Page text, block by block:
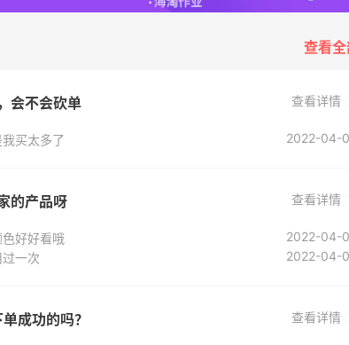
查看
会不会砍单 查看详情
买太多了 2022-04-
的产品呀 查看详情
好好看哦
2022-04-
一次
2022-04-
成功的吗？ 查看详情